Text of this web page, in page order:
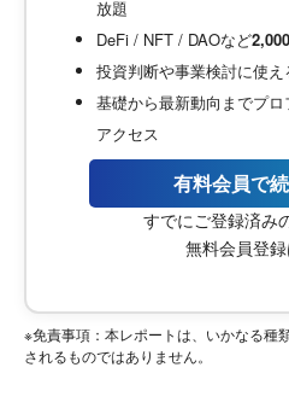
放題
DeFi / NFT / DAOなど
投資判断や事業検討に使
基礎から最新動向までプ
アクセス
有料会員で
すでにご登録済み
無料会員登
※免責事項：本レポートは、いかなる種
されるものではありません。